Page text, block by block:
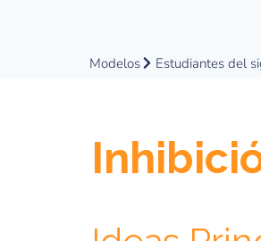
Modelos Estudiantes del